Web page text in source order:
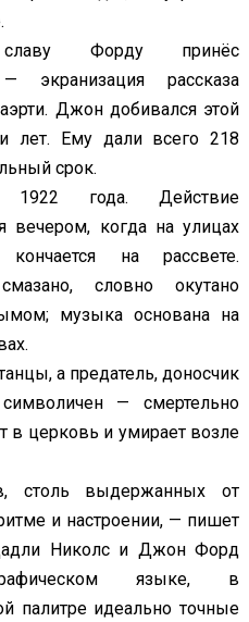
Форду принёс
экранизация рассказа
Джон добивался этой
лет. Ему дали всего 218
срок.
года. Действие
вечером, когда на улицах
на рассвете.
словно окутано
музыка основана на
а предатель, доносчик
— смертельно
в церковь и умирает возле
столь выдержанных от
и настроении, — пишет
Николс и Джон Форд
языке, в
палитре идеально точные